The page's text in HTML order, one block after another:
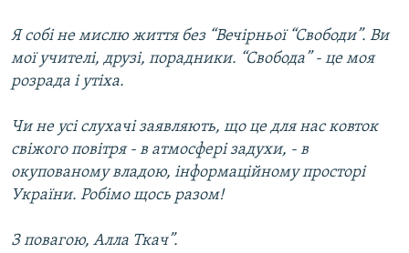
Я собі не мислю життя без “Вечірньої “Свободи”. Ви
мої учителі, друзі, порадники. “Свобода” - це моя
розрада і утіха.
Чи не усі слухачі заявляють, що це для нас ковток
свіжого повітря - в атмосфері задухи, - в
окупованому владою, інформаційному просторі
України. Робімо щось разом!
З повагою, Алла Ткач”.